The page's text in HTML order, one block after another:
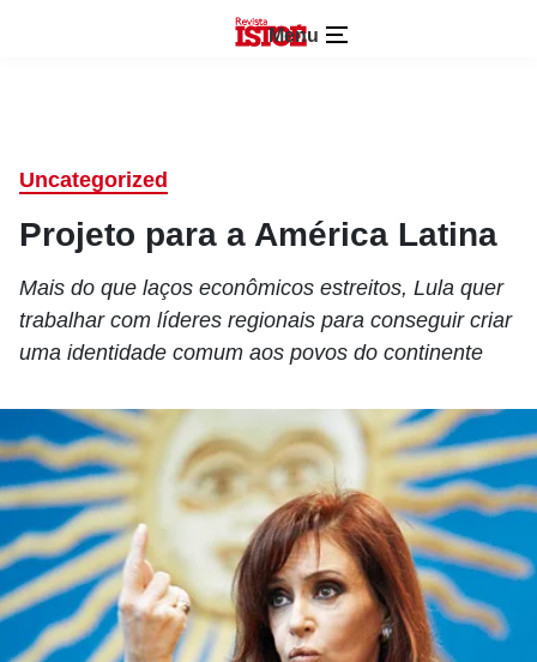
Menu
Uncategorized
Projeto para a América Latina
Mais do que laços econômicos estreitos, Lula quer
trabalhar com líderes regionais para conseguir criar
uma identidade comum aos povos do continente